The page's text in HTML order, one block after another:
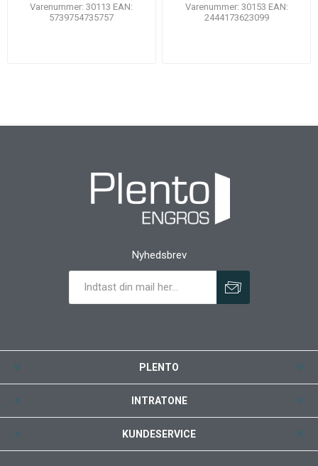
Varenummer: 30113 EAN:
5739754735757
Varenummer: 30153 EAN:
2444173623099
Nyhedsbrev
PLENTO
INTRATONE
KUNDESERVICE